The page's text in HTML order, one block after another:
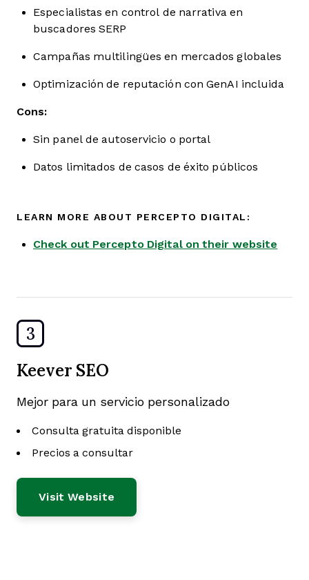
Especialistas en control de narrativa en
buscadores SERP
Campañas multilingües en mercados globales
Optimización de reputación con GenAI incluida
Cons:
Sin panel de autoservicio o portal
Datos limitados de casos de éxito públicos
LEARN MORE ABOUT PERCEPTO DIGITAL:
Check out Percepto Digital on their website
3
Keever SEO
Mejor para un servicio personalizado
Consulta gratuita disponible
Precios a consultar
Visit Website